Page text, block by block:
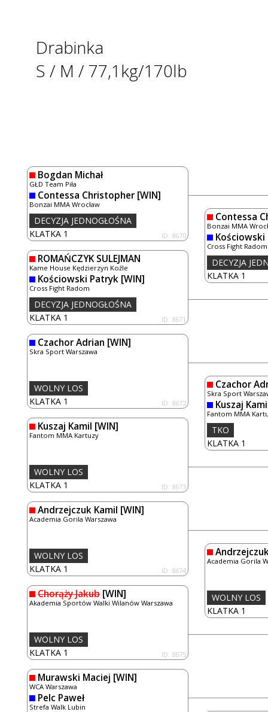
Drabinka
S / M / 77,1kg/170lb
Bogdan Michał
GŁD Team Piła
Contessa Christopher [WIN]
Bonzai MMA Wrocław
KLATKA 1 ID: 8670
DECYZJA JEDNOGŁOŚNA
ROMAŃCZYK SULEJMAN
Kame House Kędzierzyn Koźle
Kościowski Patryk [WIN]
Cross Fight Radom
KLATKA 1 ID: 8671
DECYZJA JEDNOGŁOŚNA
Czachor Adrian [WIN]
Skra Sport Warszawa
KLATKA 1 ID: 8672
WOLNY LOS
Kuszaj Kamil [WIN]
Fantom MMA Kartuzy
KLATKA 1 ID: 8673
WOLNY LOS
Andrzejczuk Kamil [WIN]
Academia Gorila Warszawa
KLATKA 1 ID: 8674
WOLNY LOS
Chorąży Jakub [WIN]
Akademia Sportów Walki Wilanów Warszawa
KLATKA 1 ID: 8675
WOLNY LOS
Murawski Maciej [WIN]
WCA Warszawa
Pelc Paweł
Strefa Walk Lubin
Contessa
Bonzai MMA
Kościowski
Cross Fight Radom
KLATKA 1
DECYZJA
Czachor
Skra Sport
Kuszaj
Fantom MMA
KLATKA 1
TKO
Academia Gorila
KLATKA 1
WOLNY LOS